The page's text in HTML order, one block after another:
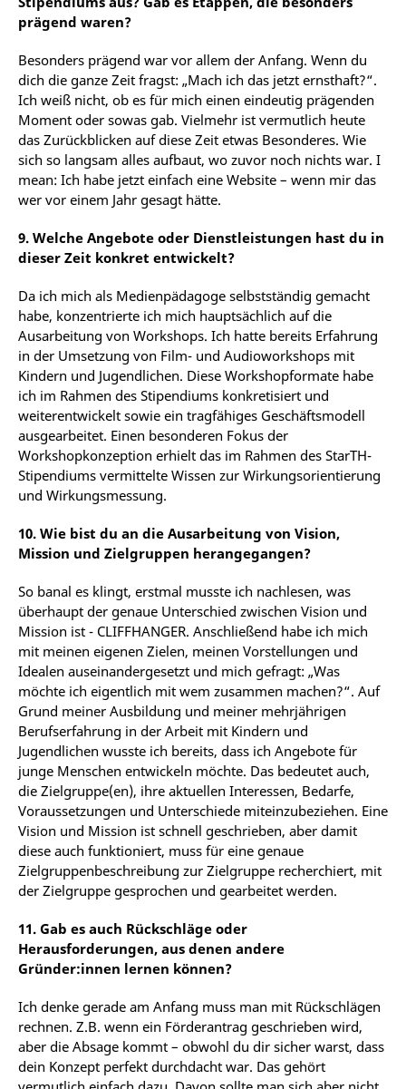
prägend waren?
Besonders prägend war vor allem der Anfang. Wenn du
dich die ganze Zeit fragst: „Mach ich das jetzt ernsthaft?“.
Ich weiß nicht, ob es für mich einen eindeutig prägenden
Moment oder sowas gab. Vielmehr ist vermutlich heute
das Zurückblicken auf diese Zeit etwas Besonderes. Wie
sich so langsam alles aufbaut, wo zuvor noch nichts war. I
mean: Ich habe jetzt einfach eine Website – wenn mir das
wer vor einem Jahr gesagt hätte.
9. Welche Angebote oder Dienstleistungen hast du in
dieser Zeit konkret entwickelt?
Da ich mich als Medienpädagoge selbstständig gemacht
habe, konzentrierte ich mich hauptsächlich auf die
Ausarbeitung von Workshops. Ich hatte bereits Erfahrung
in der Umsetzung von Film- und Audioworkshops mit
Kindern und Jugendlichen. Diese Workshopformate habe
ich im Rahmen des Stipendiums konkretisiert und
weiterentwickelt sowie ein tragfähiges Geschäftsmodell
ausgearbeitet. Einen besonderen Fokus der
Workshopkonzeption erhielt das im Rahmen des StarTH-
Stipendiums vermittelte Wissen zur Wirkungsorientierung
und Wirkungsmessung.
10. Wie bist du an die Ausarbeitung von Vision,
Mission und Zielgruppen herangegangen?
So banal es klingt, erstmal musste ich nachlesen, was
überhaupt der genaue Unterschied zwischen Vision und
Mission ist - CLIFFHANGER. Anschließend habe ich mich
mit meinen eigenen Zielen, meinen Vorstellungen und
Idealen auseinandergesetzt und mich gefragt: „Was
möchte ich eigentlich mit wem zusammen machen?“. Auf
Grund meiner Ausbildung und meiner mehrjährigen
Berufserfahrung in der Arbeit mit Kindern und
Jugendlichen wusste ich bereits, dass ich Angebote für
junge Menschen entwickeln möchte. Das bedeutet auch,
die Zielgruppe(en), ihre aktuellen Interessen, Bedarfe,
Voraussetzungen und Unterschiede miteinzubeziehen. Eine
Vision und Mission ist schnell geschrieben, aber damit
diese auch funktioniert, muss für eine genaue
Zielgruppenbeschreibung zur Zielgruppe recherchiert, mit
der Zielgruppe gesprochen und gearbeitet werden.
11. Gab es auch Rückschläge oder
Herausforderungen, aus denen andere
Gründer:innen lernen können?
Ich denke gerade am Anfang muss man mit Rückschlägen
rechnen. Z.B. wenn ein Förderantrag geschrieben wird,
aber die Absage kommt – obwohl du dir sicher warst, dass
dein Konzept perfekt durchdacht war. Das gehört